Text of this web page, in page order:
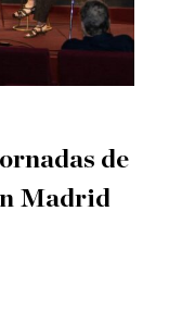
de
Madrid